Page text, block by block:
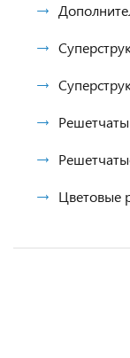
Цветовые